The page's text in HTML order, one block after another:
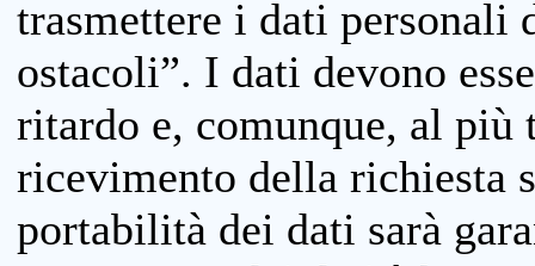
trasmettere i dati personali
ostacoli”. I dati devono
ritardo e, comunque, al più
ricevimento della richiesta
portabilità dei dati sarà